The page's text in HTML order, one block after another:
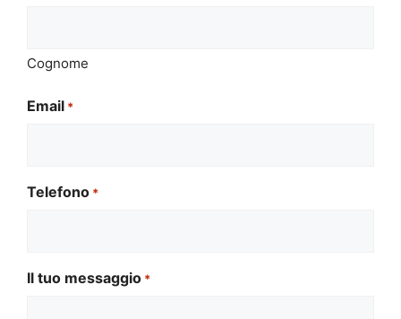
Cognome
Email *
Telefono *
Il tuo messaggio *